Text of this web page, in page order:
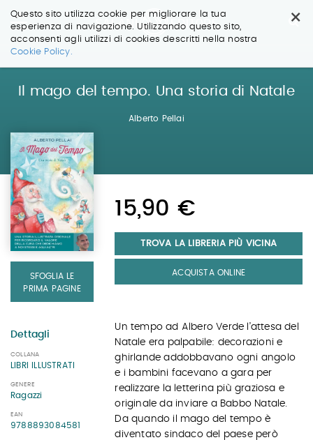
×
Questo sito utilizza cookie per migliorare la tua
esperienza di navigazione. Utilizzando questo sito,
acconsenti agli utilizzi di cookies descritti nella nostra
Cookie Policy.
Salta
SaltaIl mago del tempo. Una storia di Natale
Alberto Pellai
SFOGLIA LE
PRIMA PAGINE
Dettagli
COLLANA
LIBRI ILLUSTRATI
GENERE
Ragazzi
EAN
9788893084581
15,90 €
TROVA LA LIBRERIA PIÙ VICINA
ACQUISTA ONLINE
Un tempo ad Albero Verde l’attesa del
Natale era palpabile: decorazioni e
ghirlande addobbavano ogni angolo
e i bambini facevano a gara per
realizzare la letterina più graziosa e
originale da inviare a Babbo Natale.
Da quando il mago del tempo è
diventato sindaco del paese però